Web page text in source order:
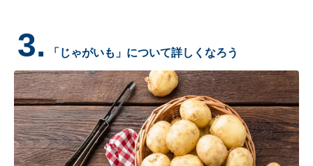
3. 「じゃがいも」について詳しくなろう